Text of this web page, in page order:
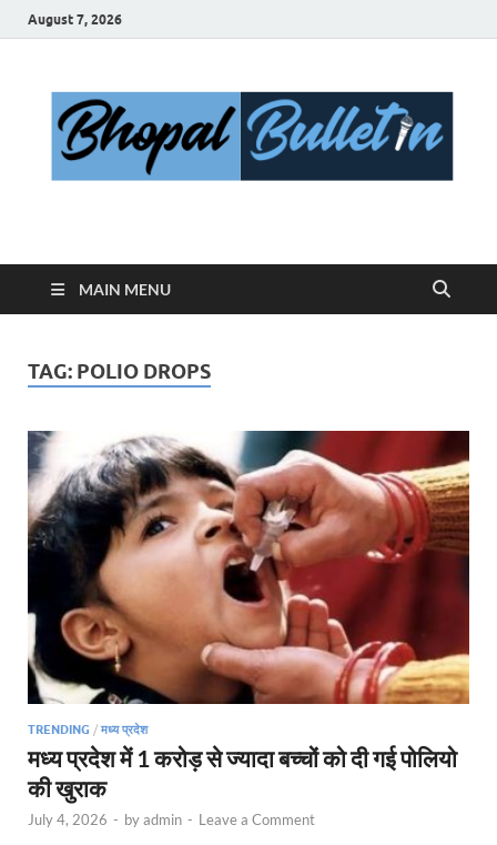
August 7, 2026
Bhopal Bulletin
MAIN MENU
TAG: POLIO DROPS
TRENDING / मध्य प्रदेश
मध्य प्रदेश में 1 करोड़ से ज्यादा बच्चों को दी गई पोलियो
की खुराक
July 4, 2026 - byadmin - Leave a Comment